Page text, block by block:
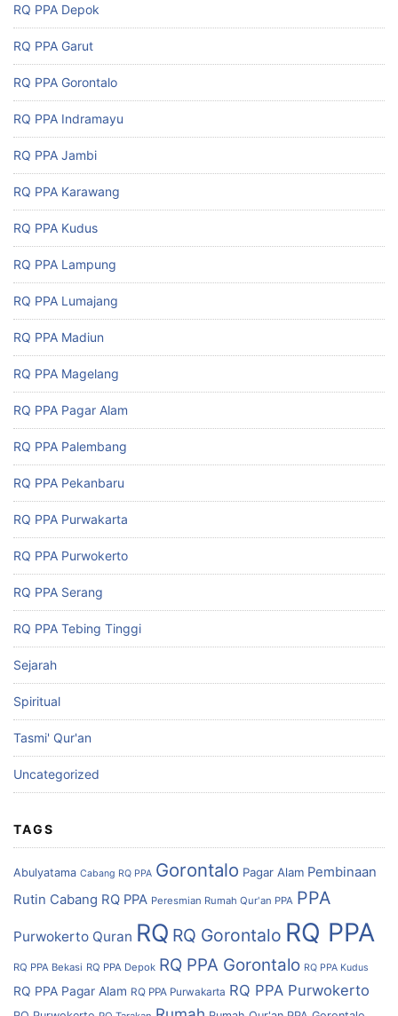
RQ PPA Depok
RQ PPA Garut
RQ PPA Gorontalo
RQ PPA Indramayu
RQ PPA Jambi
RQ PPA Karawang
RQ PPA Kudus
RQ PPA Lampung
RQ PPA Lumajang
RQ PPA Madiun
RQ PPA Magelang
RQ PPA Pagar Alam
RQ PPA Palembang
RQ PPA Pekanbaru
RQ PPA Purwakarta
RQ PPA Purwokerto
RQ PPA Serang
RQ PPA Tebing Tinggi
Sejarah
Spiritual
Tasmi' Qur'an
Uncategorized
TAGS
Abulyatama Cabang RQ PPA Gorontalo Pagar Alam Pembinaan
Rutin Cabang RQ PPA Peresmian Rumah Qur'an PPA PPA
Purwokerto Quran RQ RQ Gorontalo RQ PPA
RQ PPA Bekasi RQ PPA Depok RQ PPA Gorontalo RQ PPA Kudus
RQ PPA Pagar Alam RQ PPA Purwakarta RQ PPA Purwokerto